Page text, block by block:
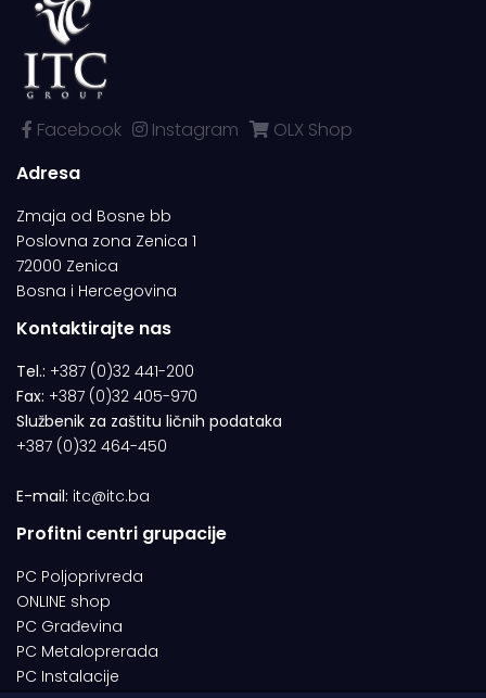
Facebook Instagram
OLX Shop
Adresa
Zmaja od Bosne bb
Poslovna zona Zenica 1
72000 Zenica
Bosna i Hercegovina
Kontaktirajte nas
Tel.: +387 (0)32 441-200
Fax: +387 (0)32 405-970
Službenik za zaštitu ličnih podataka
+387 (0)32 464-450
E-mail: itc@itc.ba
Profitni centri grupacije
PC Poljoprivreda
ONLINE shop
PC Građevina
PC Metaloprerada
PC Instalacije